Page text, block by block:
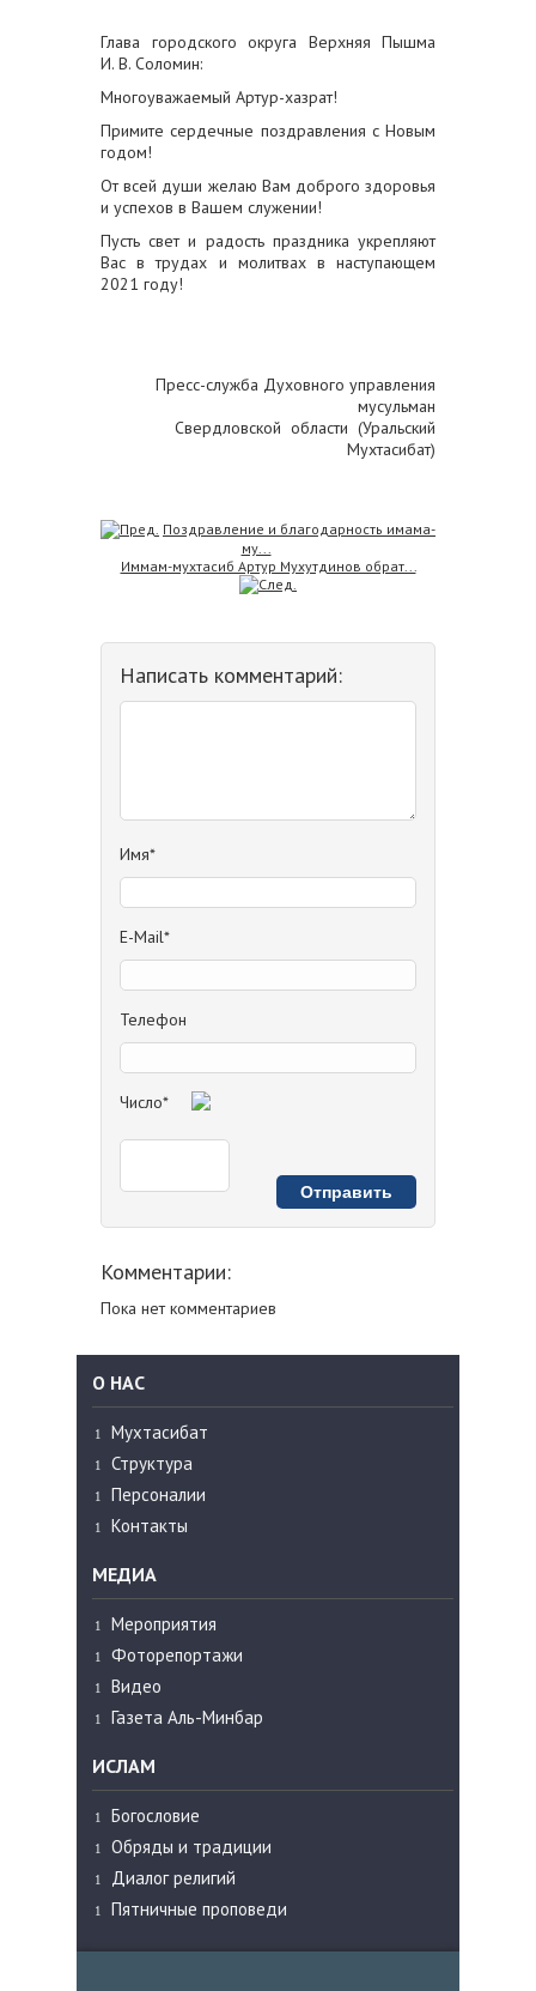
Глава городского округа Верхняя Пышма
И. В. Соломин:
Многоуважаемый Артур-хазрат!
Примите сердечные поздравления с Новым
годом!
От всей души желаю Вам доброго здоровья
и успехов в Вашем служении!
Пусть свет и радость праздника укрепляют
Вас в трудах и молитвах в наступающем
2021 году!
Пресс-служба Духовного управления
мусульман
Свердловской области (Уральский
Мухтасибат)
Поздравление и благодарность имама-
му...
Иммам-мухтасиб Артур Мухутдинов обрат...
Написать комментарий:
Имя*
E-Mail*
Телефон
Число*
Комментарии:
Пока нет комментариев
О НАС
Мухтасибат
Структура
Персоналии
Контакты
МЕДИА
Мероприятия
Фоторепортажи
Видео
Газета Аль-Минбар
ИСЛАМ
Богословие
Обряды и традиции
Диалог религий
Пятничные проповеди